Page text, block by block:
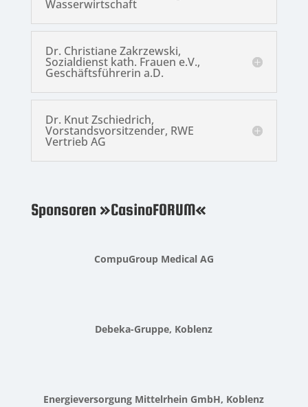
Wasserwirtschaft
Dr. Christiane Zakrzewski,
Sozialdienst kath. Frauen e.V.,
Geschäftsführerin a.D.
Dr. Knut Zschiedrich,
Vorstandsvorsitzender, RWE
Vertrieb AG
Sponsoren »CasinoFORUM«
CompuGroup Medical AG
Debeka-Gruppe, Koblenz
Energieversorgung Mittelrhein GmbH, Koblenz